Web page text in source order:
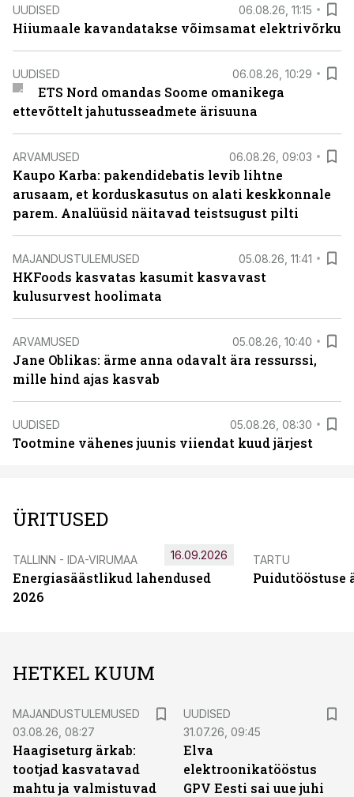
UUDISED 06.08.26, 11:15
Hiiumaale kavandatakse võimsamat elektrivõrku
UUDISED 06.08.26, 10:29
ETS Nord omandas Soome omanikega
ettevõttelt jahutusseadmete ärisuuna
ARVAMUSED 06.08.26, 09:03
Kaupo Karba: pakendidebatis levib lihtne
arusaam, et korduskasutus on alati keskkonnale
parem. Analüüsid näitavad teistsugust pilti
MAJANDUSTULEMUSED 05.08.26, 11:41
HKFoods kasvatas kasumit kasvavast
kulusurvest hoolimata
ARVAMUSED 05.08.26, 10:40
Jane Oblikas: ärme anna odavalt ära ressurssi,
mille hind ajas kasvab
UUDISED 05.08.26, 08:30
Tootmine vähenes juunis viiendat kuud järjest
ÜRITUSED
TALLINN - IDA-VIRUMAA
Energiasäästlikud lahendused
2026
16.09.2026 TARTU
Puidutööstuse
HETKEL KUUM
MAJANDUSTULEMUSED
03.08.26, 08:27
Haagiseturg ärkab:
tootjad kasvatavad
mahtu ja valmistuvad
UUDISED
31.07.26, 09:45
Elva
elektroonikatööstus
GPV Eesti sai uue juhi